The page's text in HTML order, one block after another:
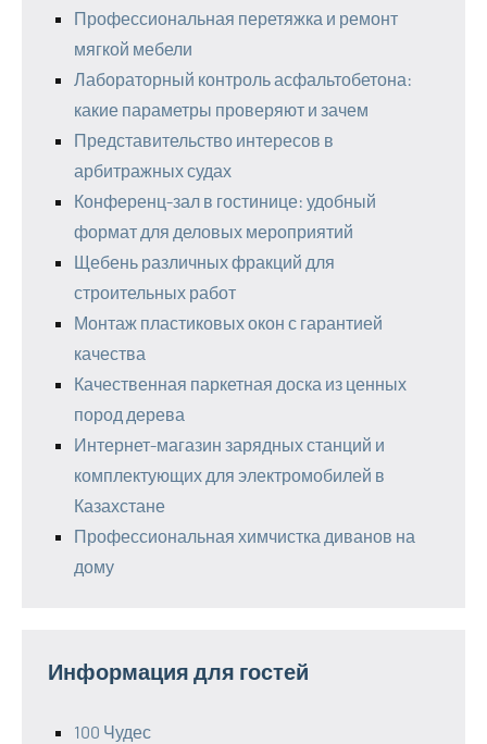
Профессиональная перетяжка и ремонт
мягкой мебели
Лабораторный контроль асфальтобетона:
какие параметры проверяют и зачем
Представительство интересов в
арбитражных судах
Конференц-зал в гостинице: удобный
формат для деловых мероприятий
Щебень различных фракций для
строительных работ
Монтаж пластиковых окон с гарантией
качества
Качественная паркетная доска из ценных
пород дерева
Интернет-магазин зарядных станций и
комплектующих для электромобилей в
Казахстане
Профессиональная химчистка диванов на
дому
Информация для гостей
100 Чудес